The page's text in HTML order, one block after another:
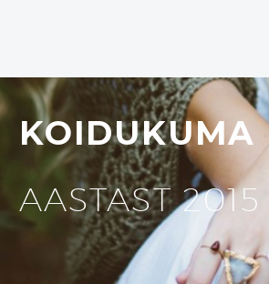
KOIDUKUMA
AASTAST 2015